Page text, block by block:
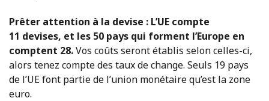
Prêter attention à la devise : L’UE compte
11 devises, et les 50 pays qui forment l’Europe en
comptent 28.Vos coûts seront établis selon celles-ci,
alors tenez compte des taux de change. Seuls 19 pays
de l’UE font partie de l’union monétaire qu’est la zone
euro.